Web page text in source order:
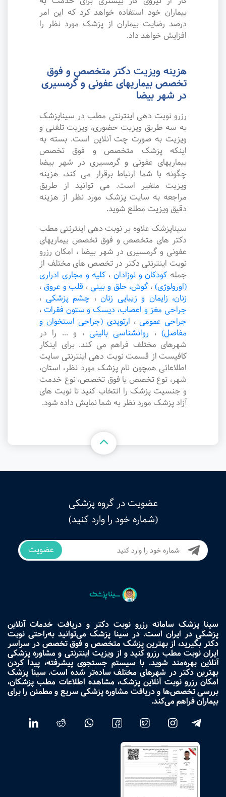
بیماران خود استفاده خواهد کرد که این امر
درصد رضایت بیماران از پزشک مورد نظر را
افزایش خواهد داد.
هزینه ویزیت دکتر متخصص و فوق
تخصص بیماریهای عفونی و گرمسیری
در شهر بیضا
رزرو نوبت دهی اینترنتی مطب در سیناپزشک
به سه طریق ویزیت حضوری، ویزیت تلفنی و
ویزیت به صورت چت آنلاین است. بسته به
اینکه پزشک متخصص و فوق تخصص
بیماریهای عفونی و گرمسیری در شهر بیضا
چگونه با شما ارتباط برقرار می کند، هزینه
ویزیت متغیر است. می توانید از طریق
مراجعه به سایت پزشک مورد نظر از هزینه
دقیق ویزیت مطلع شوید.
سیناپزشک علاوه بر نوبت دهی اینترنتی مطب
دکتر های متخصص و فوق تخصص بیماریهای
عفونی و گرمسیری در شهر بیضا ، امکان رزرو
نوبت اینترنتی دکتر در تخصص های مختلف از
جمله کودکان و نوزادان ، کلیه و مجاری ادراری
(اورولوژی) ، گوش، حلق و بینی ، قلب و عروق ،
زنان، زایمان و زیبایی زنان ، چشم پزشکی ،
جراحی مغز و اعصاب، دیسک و ستون فقرات ،
جراحی عمومی ، ارتوپدی (جراحی استخوان و
مفاصل) ، روانشناسی بالینی ، و ... را در
شهرهای مختلف فراهم می کند. برای اینکار
کافیست از قسمت نوبت دهی اینترنتی سایت
اطلاعاتی همچون نام پزشک مورد نظر، استان،
شهر، نوع تخصص یا فوق تخصص، نوع خدمت
و جنسیت پزشک را انتخاب کنید تا نوبت های
آزاد پزشک مورد نظر به شما نمایش داده شود.
عضویت در گروه پزشکی
(شماره خود را وارد کنید)
عضویت
سینا پزشک سامانه رزرو نوبت دکتر و دریافت خدمات آنلاین
پزشکی در ایران است. در سینا پزشک می‌توانید به‌راحتی نوبت
دکتر بگیرید، از بهترین پزشک متخصص و فوق تخصص در سراسر
ایران نوبت مطب رزرو کنید و از ویزیت اینترنتی و مشاوره پزشکی
آنلاین بهره‌مند شوید. با سیستم جستجوی پیشرفته، پیدا کردن
بهترین دکتر در شهرهای مختلف ساده‌تر شده است. سینا پزشک
امکان رزرو نوبت آنلاین پزشک، مشاهده اطلاعات مطب پزشکان،
بررسی تخصص‌ها و دریافت مشاوره پزشکی سریع و مطمئن را برای
بیماران فراهم می‌کند.